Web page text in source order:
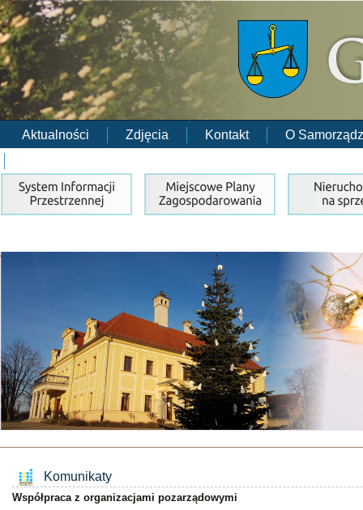
Aktualności Zdjęcia Kontakt
O
Komunikaty
Współpraca z organizacjami pozarządowymi